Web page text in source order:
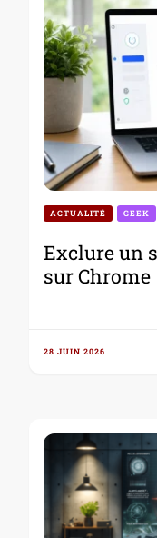
ACTUALITÉ GEEK
Exclure un
sur Chrome
28 JUIN 2026